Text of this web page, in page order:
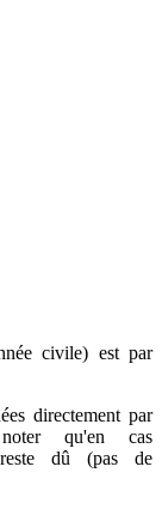
civile) est par
directement par
qu'en cas
dû (pas de